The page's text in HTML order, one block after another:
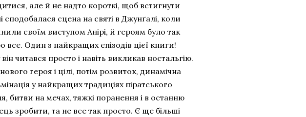
але й не надто короткі, щоб встигнути
сцена на святі в Джунґалі, коли
своїм виступом Анірі, й героям було так
Один з найкращих епізодів цієї книги!
читався просто і навіть викликав ностальгію.
героя і цілі, потім розвиток, динамічна
у найкращих традиціях піратського
битви на мечах, тяжкі поранення і в останню
зробити, та не все так просто. Є ще більші